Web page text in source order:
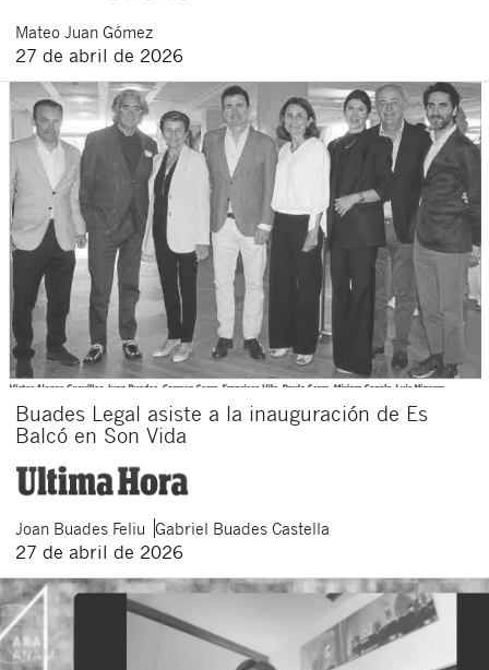
Mateo Juan Gómez
27 de abril de 2026
Buades Legal asiste a la inauguración de Es
Balcó en Son Vida
Joan Buades Feliu Gabriel Buades Castella
27 de abril de 2026